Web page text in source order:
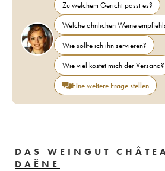
Zu welchem Gericht passt es?
Welche ähnlichen Weine
Wie sollte ich ihn servieren?
Wie viel kostet mich der Versand?
Eine weitere Frage stellen
DAS WEINGUT
DAËNE